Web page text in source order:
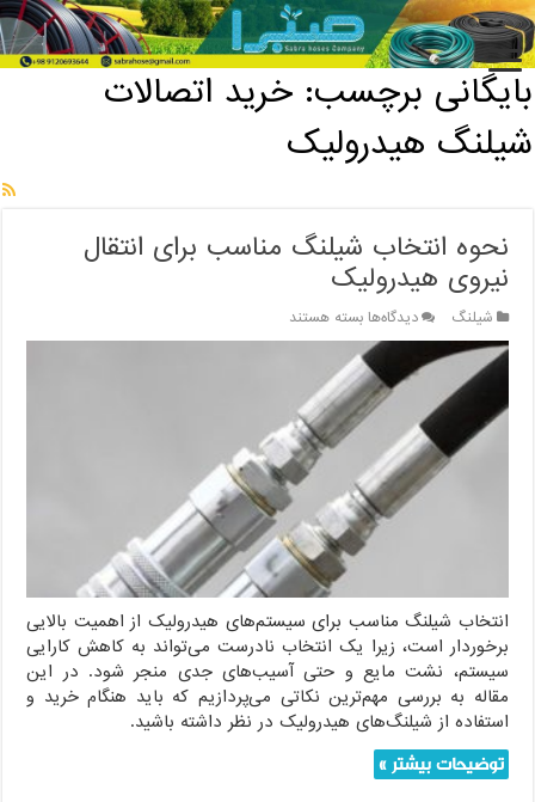
خانه / بایگانی برچسب: خرید اتصالات شیلنگ هیدرولیک
بایگانی برچسب:خرید اتصالات
شیلنگ هیدرولیک
نحوه انتخاب شیلنگ مناسب برای انتقال
نیروی هیدرولیک
شیلنگ دیدگاه‌هابرای
نحوه
انتخاب
شیلنگ
مناسب
برای
انتقال
هیدرولیک
بسته هستند
انتخاب شیلنگ مناسب برای سیستم‌های هیدرولیک از اهمیت بالایی
برخوردار است، زیرا یک انتخاب نادرست می‌تواند به کاهش کارایی
سیستم، نشت مایع و حتی آسیب‌های جدی منجر شود. در این
مقاله به بررسی مهم‌ترین نکاتی می‌پردازیم که باید هنگام خرید و
استفاده از شیلنگ‌های هیدرولیک در نظر داشته باشید.
توضیحات بیشتر »